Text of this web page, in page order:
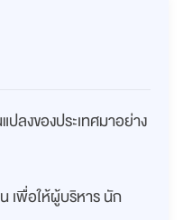
ลงของประเทศมาอย่าง
เพื่อให้ผู้บริหาร นัก